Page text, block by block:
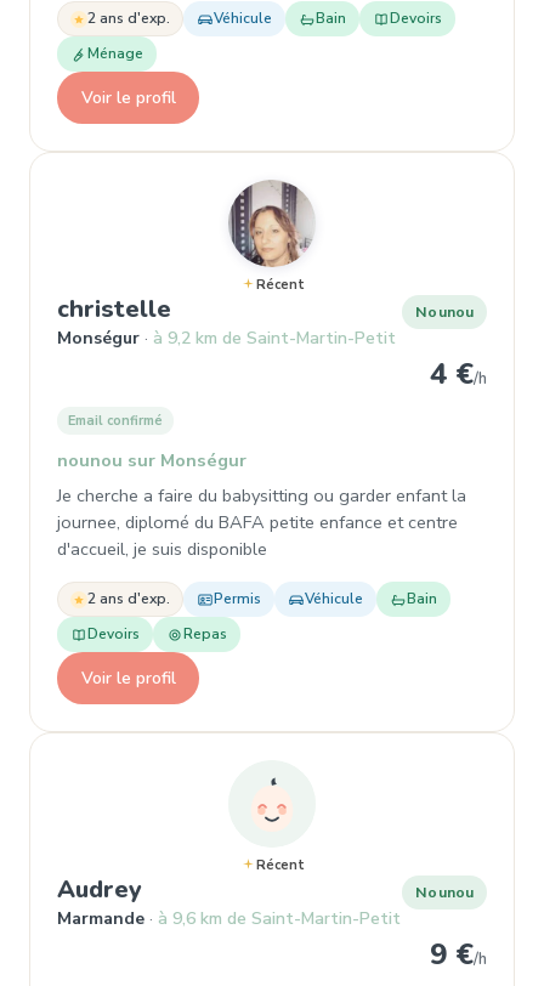
2 ans d'exp. Véhicule Bain
Devoirs
Ménage
Voir le profil
Récent
christelle , Nounou à Monségur
Monségur à 9,2 km de Saint-Martin-Petit
Nounou
4 €/h
Email confirmé
nounou sur Monségur
Je cherche a faire du babysitting ou garder enfant la
journee, diplomé du BAFA petite enfance et centre
d'accueil, je suis disponible
2 ans d'exp. Permis Véhicule
Bain
Devoirs
Repas
Voir le profil
Récent
Audrey, Nounou à Marmande
Marmande à 9,6 km de Saint-Martin-Petit
Nounou
9 €/h